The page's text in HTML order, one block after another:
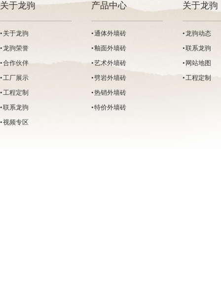
关于龙驹
• 关于龙驹
• 龙驹荣誉
• 合作伙伴
• 工厂展示
• 工程定制
• 联系龙驹
• 视频专区
产品中心
• 通体外墙砖
• 釉面外墙砖
• 艺术外墙砖
• 劈岩外墙砖
• 热销外墙砖
• 特价外墙砖
关于龙驹
• 龙驹动态
• 联系龙驹
• 网站地图
• 工程定制